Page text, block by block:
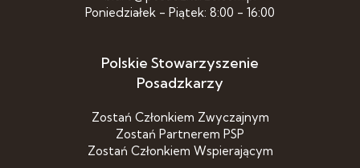
Poniedziałek - Piątek: 8:00 - 16:00
Polskie Stowarzyszenie
Posadzkarzy
Zostań Członkiem Zwyczajnym
Zostań Partnerem PSP
Zostań Członkiem Wspierającym